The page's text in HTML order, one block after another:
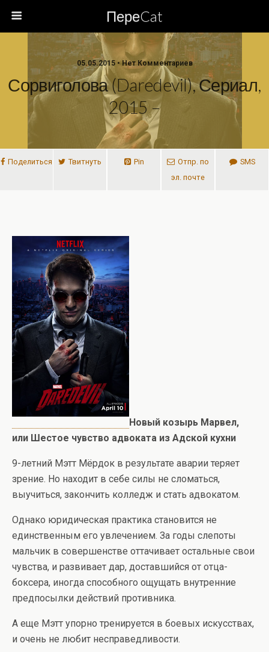
ПереCat
05.05.2015 • Нет Комментариев
Сорвиголова (Daredevil), Сериал,
2015 –
Поделиться Твитнуть Pin
Отпр. по
эл. почте
SMS
Новый козырь Марвел,
или Шестое чувство адвоката из Адской кухни
9-летний Мэтт Мёрдок в результате аварии теряет
зрение. Но находит в себе силы не сломаться,
выучиться, закончить колледж и стать адвокатом.
Однако юридическая практика становится не
единственным его увлечением. За годы слепоты
мальчик в совершенстве оттачивает остальные свои
чувства, и развивает дар, доставшийся от отца-
боксера, иногда способного ощущать внутренние
предпосылки действий противника.
А еще Мэтт упорно тренируется в боевых искусствах,
и очень не любит несправедливости.